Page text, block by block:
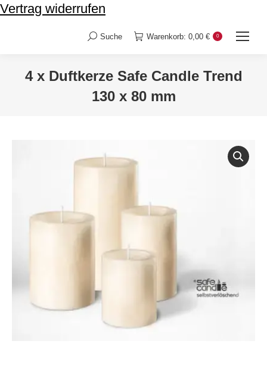
Vertrag widerrufen
Search:
Suche Warenkorb: 0,00 € 0
4 x Duftkerze Safe Candle Trend
130 x 80 mm